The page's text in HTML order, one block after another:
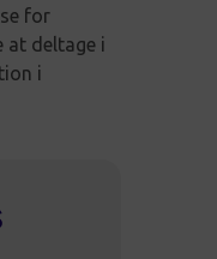
for
at deltage i
i